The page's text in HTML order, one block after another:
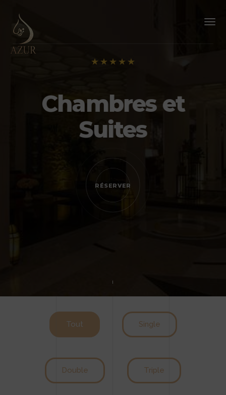
Chambres et
Suites
RÉSERVER
Tout Single
Double Triple